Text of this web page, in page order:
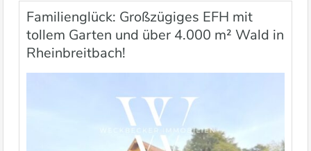
Familienglück: Großzügiges EFH mit
tollem Garten und über 4.000 m² Wald in
Rheinbreitbach!